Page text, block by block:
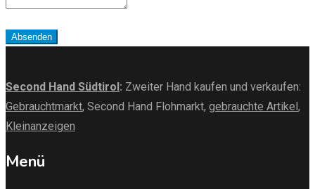
Absenden
Second Hand Südtirol : Zweiter Hand kaufen und verkaufen:
Gebrauchtmarkt, Second Hand Flohmarkt, gebrauchte Artikel ,
Kleinanzeigen
Menü